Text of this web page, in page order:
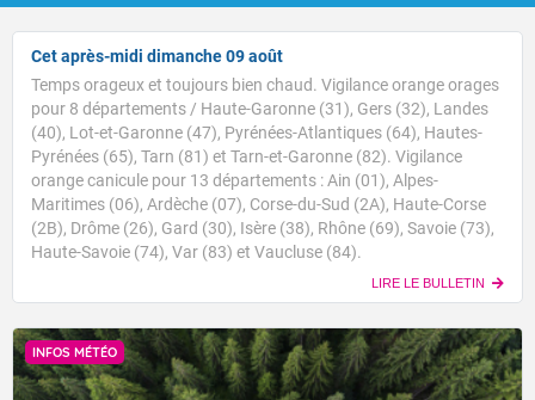
Cet après-midi dimanche 09 août
Temps orageux et toujours bien chaud. Vigilance orange orages
pour 8 départements / Haute-Garonne (31), Gers (32), Landes
(40), Lot-et-Garonne (47), Pyrénées-Atlantiques (64), Hautes-
Pyrénées (65), Tarn (81) et Tarn-et-Garonne (82). Vigilance
orange canicule pour 13 départements : Ain (01), Alpes-
Maritimes (06), Ardèche (07), Corse-du-Sud (2A), Haute-Corse
(2B), Drôme (26), Gard (30), Isère (38), Rhône (69), Savoie (73),
Haute-Savoie (74), Var (83) et Vaucluse (84).
LIRE LE BULLETIN
INFOS MÉTÉO